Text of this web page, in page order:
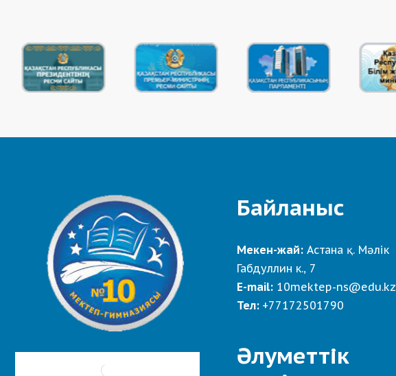
Байланыс
Мекен-жай: Астана қ. Мәлік
Габдуллин к., 7
E-mail: 10mektep-ns@edu.kz
Тел: +77172501790
Әлуметтік